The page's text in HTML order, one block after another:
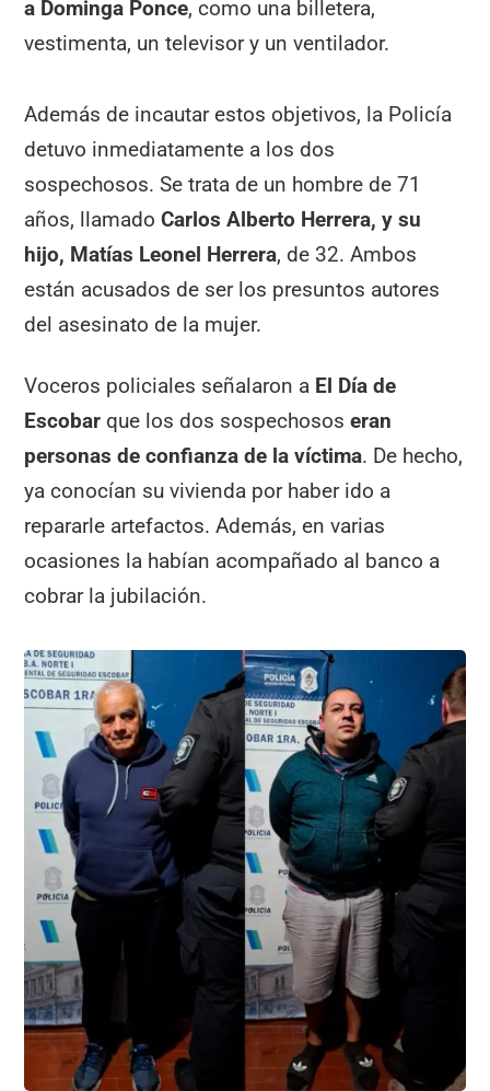
a Dominga Ponce, como una billetera,
vestimenta, un televisor y un ventilador.
Además de incautar estos objetivos, la Policía
detuvo inmediatamente a los dos
sospechosos. Se trata de un hombre de 71
años, llamadoCarlos Alberto Herrera, y su
hijo, Matías Leonel Herrera, de 32. Ambos
están acusados de ser los presuntos autores
del asesinato de la mujer.
Voceros policiales señalaron a El Día de
Escobar que los dos sospechososeran
personas de confianza de la víctima. De hecho,
ya conocían su vivienda por haber ido a
repararle artefactos. Además, en varias
ocasiones la habían acompañado al banco a
cobrar la jubilación.